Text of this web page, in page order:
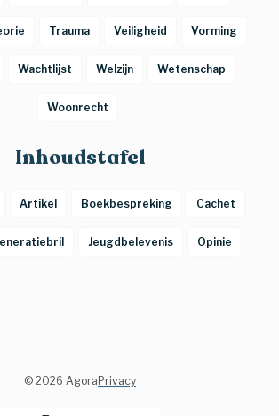
Inhoudstafel
Artikel Boekbespreking Cachet
Jeugdbelevenis Opinie
Trauma Veiligheid Vorming
Wachtlijst Welzijn Wetenschap
Woonrecht
© 2026 Agora Privacy